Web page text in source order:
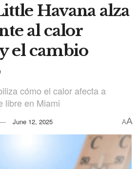
Havana alza
al calor
el cambio
cómo el calor afecta a
libre en Miami
June 12, 2025 AA